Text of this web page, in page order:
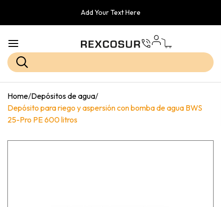
Add Your Text Here
Home/Depósitos de agua/
Depósito para riego y aspersión con bomba de agua BWS
25-Pro PE 600 litros